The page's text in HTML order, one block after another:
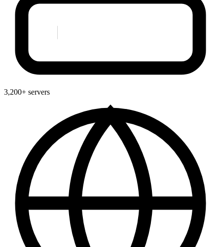
3,200+ servers